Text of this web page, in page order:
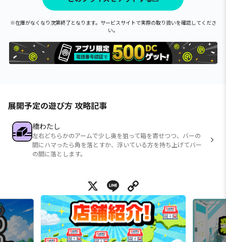
※在庫がなくなり次第終了となります。サービスサイトで実際の取り扱いを確認してくださ
い。
展開予定の遊び方 攻略記事
橋わたし
左右どちらかのアームで少し奥を狙って箱を寄せつつ、バーの
間にハマったら角を落とすか、浮いている方を持ち上げてバー
の間に落とします。
X Line